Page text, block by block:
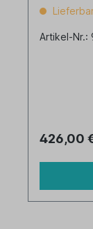
Artikel-Nr.:
426,00